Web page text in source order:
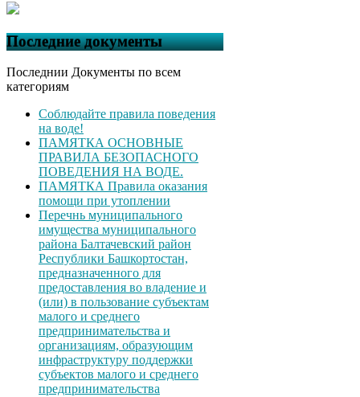
Последние документы
Последнии Документы по всем
категориям
Соблюдайте правила поведения
на воде!
ПАМЯТКА ОСНОВНЫЕ
ПРАВИЛА БЕЗОПАСНОГО
ПОВЕДЕНИЯ НА ВОДЕ.
ПАМЯТКА Правила оказания
помощи при утоплении
Перечнь муниципального
имущества муниципального
района Балтачевский район
Республики Башкортостан,
предназначенного для
предоставления во владение и
(или) в пользование субъектам
малого и среднего
предпринимательства и
организациям, образующим
инфраструктуру поддержки
субъектов малого и среднего
предпринимательства